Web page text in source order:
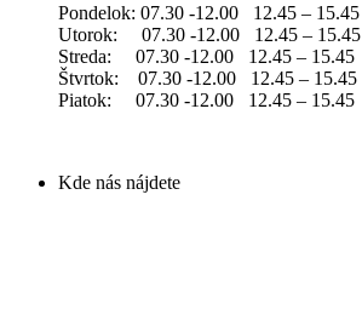
Pondelok: 07.30 -12.00 12.45 – 15.45
Utorok: 07.30 -12.00 12.45 – 15.45
Streda: 07.30 -12.00 12.45 – 15.45
Štvrtok: 07.30 -12.00 12.45 – 15.45
Piatok: 07.30 -12.00 12.45 – 15.45
Kde nás nájdete